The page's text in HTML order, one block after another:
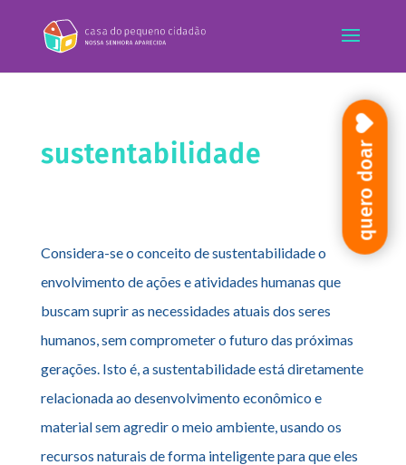
sustentabilidade
Considera-se o conceito de sustentabilidade o
envolvimento de ações e atividades humanas que
buscam suprir as necessidades atuais dos seres
humanos, sem comprometer o futuro das próximas
gerações. Isto é, a sustentabilidade está diretamente
relacionada ao desenvolvimento econômico e
material sem agredir o meio ambiente, usando os
recursos naturais de forma inteligente para que eles
quero doar